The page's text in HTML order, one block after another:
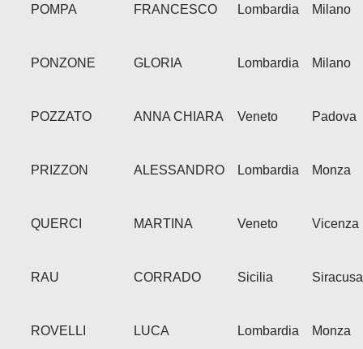
POMPA FRANCESCO Lombardia Milano
PONZONE GLORIA Lombardia Milano
POZZATO ANNA CHIARA Veneto Padova
PRIZZON ALESSANDRO Lombardia Monza
QUERCI MARTINA Veneto Vicenza
RAU CORRADO Sicilia Siracusa
ROVELLI LUCA Lombardia Monza